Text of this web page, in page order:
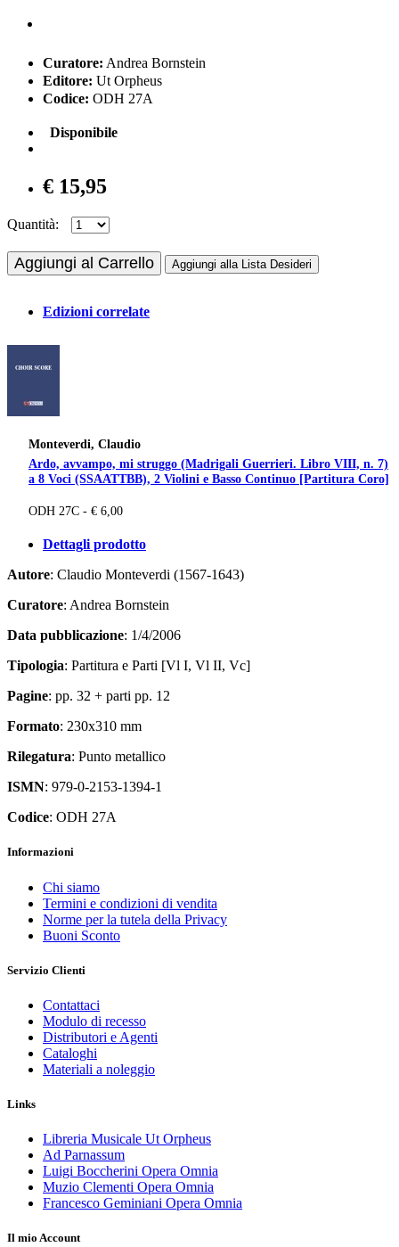
Curatore: Andrea Bornstein
Editore: Ut Orpheus
Codice: ODH 27A
Disponibile
€ 15,95
Quantità:
Aggiungi al Carrello Aggiungi alla Lista Desideri
Edizioni correlate
Monteverdi, Claudio
Ardo, avvampo, mi struggo (Madrigali Guerrieri. Libro VIII, n. 7)
a 8 Voci (SSAATTBB), 2 Violini e Basso Continuo [Partitura Coro]
ODH 27C - € 6,00
Dettagli prodotto
Autore: Claudio Monteverdi (1567-1643)
Curatore: Andrea Bornstein
Data pubblicazione: 1/4/2006
Tipologia: Partitura e Parti [Vl I, Vl II, Vc]
Pagine: pp. 32 + parti pp. 12
Formato: 230x310 mm
Rilegatura: Punto metallico
ISMN: 979-0-2153-1394-1
Codice: ODH 27A
Informazioni
Chi siamo
Termini e condizioni di vendita
Norme per la tutela della Privacy
Buoni Sconto
Servizio Clienti
Contattaci
Modulo di recesso
Distributori e Agenti
Cataloghi
Materiali a noleggio
Links
Libreria Musicale Ut Orpheus
Ad Parnassum
Luigi Boccherini Opera Omnia
Muzio Clementi Opera Omnia
Francesco Geminiani Opera Omnia
Il mio Account